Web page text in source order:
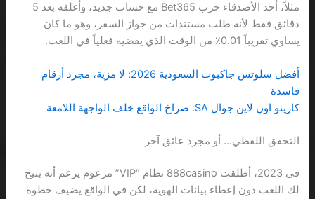
مثلاً، أحد الأصدقاء جرب Bet365 مع حساب جديد، وأغلقه بعد 5
دقائق فقط لأنه طلب مستندات من جواز السفر، وهو ما كان
يساوي تقريباً 0.01٪ من الوقت الذي يقضيه فعلياً في اللعب.
أفضل سلوتس جاكبوت السعودية 2026: لا مزية، مجرد أرقام
فاسدة
كازينو اون لاين جوال SA: صراخ الواقع خلف الواجهة اللامعة
التحقق اللفظي… أو مجرد عائق آخر
في 2023، أطلقت 888casino نظام “VIP” مزعوم يزعم أنه يتيح
لك اللعب دون إعطاء بيانات الهوية، لكن في الواقع يضيف خطوة